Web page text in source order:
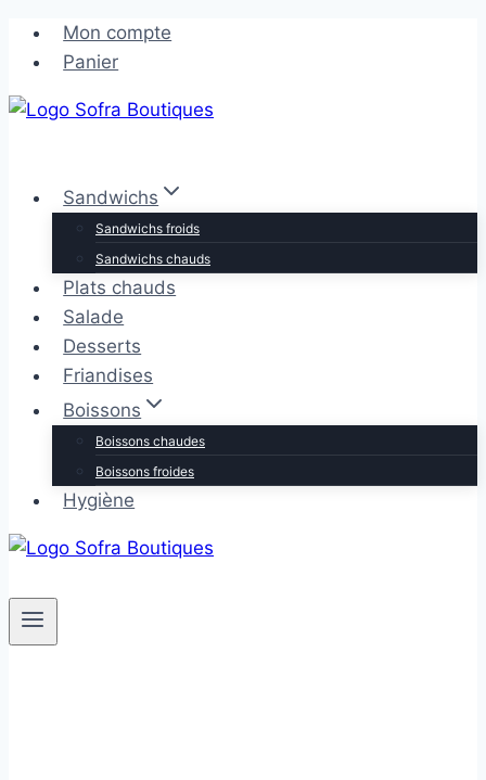
Aller
contenu
Aller
contenu
Mon compte
Panier
Sandwichs
Sandwichs froids
Sandwichs chauds
Plats chauds
Salade
Desserts
Friandises
Boissons
Boissons chaudes
Boissons froides
Hygiène